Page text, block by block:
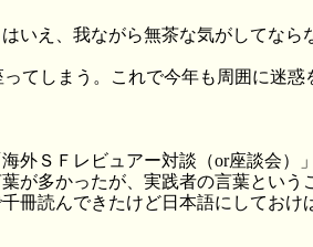
いえ、我ながら無茶な気がしてなら
てしまう。これで今年も周囲に迷
外ＳＦレビュアー対談（or座談会
が多かったが、実践者の言葉とい
冊読んできたけど日本語にしてお